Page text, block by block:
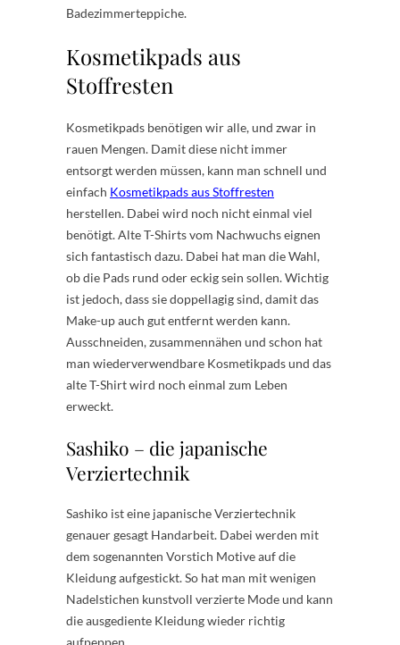
Badezimmerteppiche.
Kosmetikpads aus
Stoffresten
Kosmetikpads benötigen wir alle, und zwar in
rauen Mengen. Damit diese nicht immer
entsorgt werden müssen, kann man schnell und
einfach Kosmetikpads aus Stoffresten
herstellen. Dabei wird noch nicht einmal viel
benötigt. Alte T-Shirts vom Nachwuchs eignen
sich fantastisch dazu. Dabei hat man die Wahl,
ob die Pads rund oder eckig sein sollen. Wichtig
ist jedoch, dass sie doppellagig sind, damit das
Make-up auch gut entfernt werden kann.
Ausschneiden, zusammennähen und schon hat
man wiederverwendbare Kosmetikpads und das
alte T-Shirt wird noch einmal zum Leben
erweckt.
Sashiko – die japanische
Verziertechnik
Sashiko ist eine japanische Verziertechnik
genauer gesagt Handarbeit. Dabei werden mit
dem sogenannten Vorstich Motive auf die
Kleidung aufgestickt. So hat man mit wenigen
Nadelstichen kunstvoll verzierte Mode und kann
die ausgediente Kleidung wieder richtig
aufpeppen.